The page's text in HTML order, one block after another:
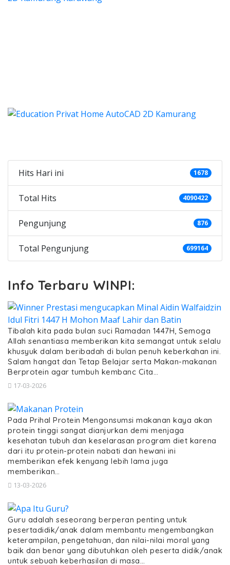
Hits Hari ini 1678
Total Hits 4090422
Pengunjung 876
Total Pengunjung 699164
Info Terbaru WINPI:
Tibalah kita pada bulan suci Ramadan 1447H, Semoga
Allah senantiasa memberikan kita semangat untuk selalu
khusyuk dalam beribadah di bulan penuh keberkahan ini.
Salam hangat dan Tetap Belajar serta Makan-makanan
Berprotein agar tumbuh kembanc Cita…
17-03-2026
Pada Prihal Protein Mengonsumsi makanan kaya akan
protein tinggi sangat dianjurkan demi menjaga
kesehatan tubuh dan keselarasan program diet karena
dari itu protein-protein nabati dan hewani ini
memberikan efek kenyang lebih lama juga
memberikan…
13-03-2026
Guru adalah seseorang berperan penting untuk
pesertadidik/anak dalam membantu mengembangkan
keterampilan, pengetahuan, dan nilai-nilai moral yang
baik dan benar yang dibutuhkan oleh peserta didik/anak
untuk sebuah keberhasilan di masa…